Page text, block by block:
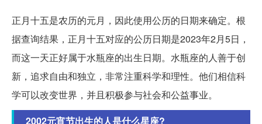
正月十五是农历的元月，因此使用公历的日期来确定。根
据查询结果，正月十五对应的公历日期是2023年2月5日，
而这一天正好属于水瓶座的出生日期。水瓶座的人善于创
新，追求自由和独立，非常注重科学和理性。他们相信科
学可以改变世界，并且积极参与社会和公益事业。
2002元宵节出生的人是什么星座?